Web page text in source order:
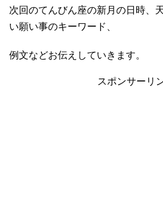
次回のてんびん座の新月の日時、
い願い事のキーワード、
例文などお伝えしていきます。
スポンサーリ